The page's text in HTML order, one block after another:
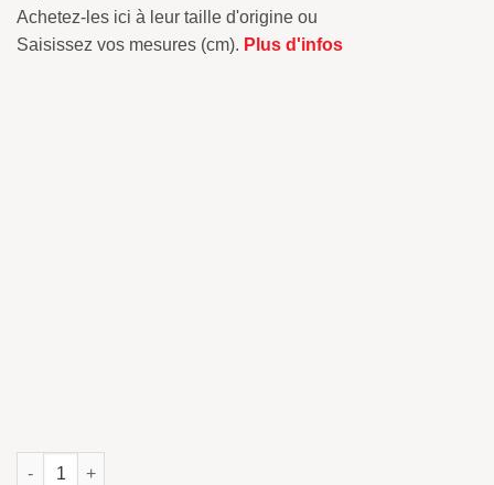
Achetez-les ici à leur taille d'origine ou
Saisissez vos mesures (cm). Plus d'infos
quantité de Red-legged Partridge singing